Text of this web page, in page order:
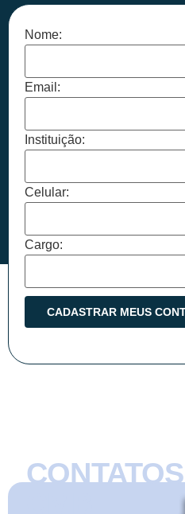
Nome:
Email:
Instituição:
Celular:
Cargo:
CONTATOS